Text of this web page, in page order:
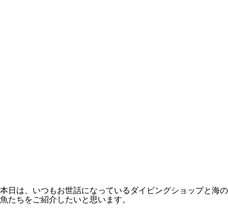
本日は、いつもお世話になっているダイビングショップと海の
魚たちをご紹介したいと思います。